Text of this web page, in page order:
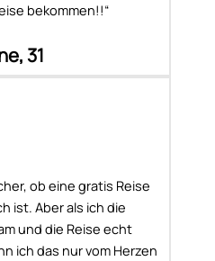
bekommen!!“
31
ob eine gratis Reise
ist. Aber als ich die
und die Reise echt
ich das nur vom Herzen